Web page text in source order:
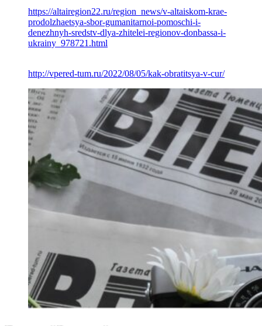
https://altairegion22.ru/region_news/v-altaiskom-krae-
prodolzhaetsya-sbor-gumanitarnoi-pomoschi-i-
denezhnyh-sredstv-dlya-zhitelei-regionov-donbassa-i-
ukrainy_978721.html
http://vpered-tum.ru/2022/08/05/kak-obratitsya-v-cur/